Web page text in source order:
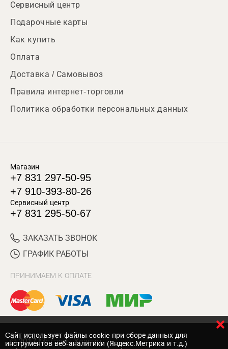
Сервисный центр
Подарочные карты
Как купить
Оплата
Доставка / Самовывоз
Правила интернет-торговли
Политика обработки персональных данных
Магазин
+7 831 297-50-95
+7 910-393-80-26
Сервисный центр
+7 831 295-50-67
ЗАКАЗАТЬ ЗВОНОК
ГРАФИК РАБОТЫ
ПРИНИМАЕМ К ОПЛАТЕ
© 2017 Магазин Хозяин
Cайт использует файлы cookie при сборе данных для
инструментов веб-аналитики (Яндекс.Метрика и т.д.)